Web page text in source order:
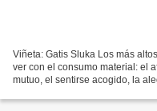
Viñeta: Gatis Sluka Los más
ver con el consumo material: el
mutuo, el sentirse acogido, la